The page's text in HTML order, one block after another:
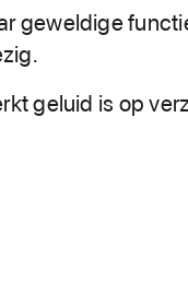
geweldige
geluid is op